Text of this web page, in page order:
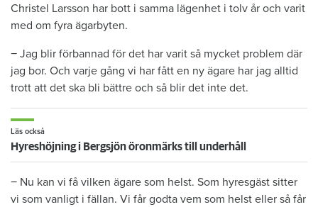
Christel Larsson har bott i samma lägenhet i tolv år och varit
med om fyra ägarbyten.
− Jag blir förbannad för det har varit så mycket problem där
jag bor. Och varje gång vi har fått en ny ägare har jag alltid
trott att det ska bli bättre och så blir det inte det.
Läs också
Hyreshöjning i Bergsjön öronmärks till underhåll
− Nu kan vi få vilken ägare som helst. Som hyresgäst sitter
vi som vanligt i fällan. Vi får godta vem som helst eller så får